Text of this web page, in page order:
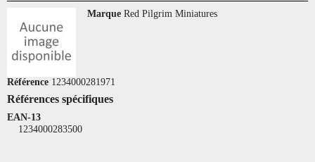
Marque Red Pilgrim Miniatures
Référence 1234000281971
Références spécifiques
EAN-13
1234000283500